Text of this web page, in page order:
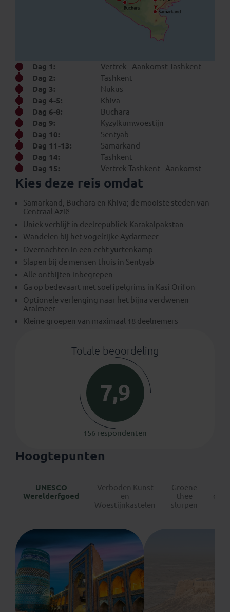
Dag 1:
Vertrek - Aankomst Tashkent
Dag 2:
Tashkent
Dag 3:
Nukus
Dag 4-5:
Khiva
Dag 6-8:
Buchara
Dag 9:
Kyzylkumwoestijn
Dag 10:
Sentyab
Dag 11-13:
Samarkand
Dag 14:
Tashkent
Dag 15:
Vertrek Tashkent - Aankomst
Kies deze reis omdat
Samarkand, Buchara en Khiva; de mooiste steden van
Centraal Azië
Uniek verblijf in deelrepubliek Karakalpakstan
Wandelen bij het vogelrijke Aydarmeer
Overnachten in een echt yurtenkamp
Slapen bij de mensen thuis in Sentyab
Alle ontbijten inbegrepen
Ga op bedevaart met soefipelgrims in Kasi Orifon
Optionele verlenging naar het bijna verdwenen
Aralmeer
Kleine groepen van maximaal 18 deelnemers
Totale beoordeling
7,9
156 respondenten
Hoogtepunten
UNESCO
Werelderfgoed
Verboden Kunst
en
Woestijnkastelen
Groene
thee
slurpen